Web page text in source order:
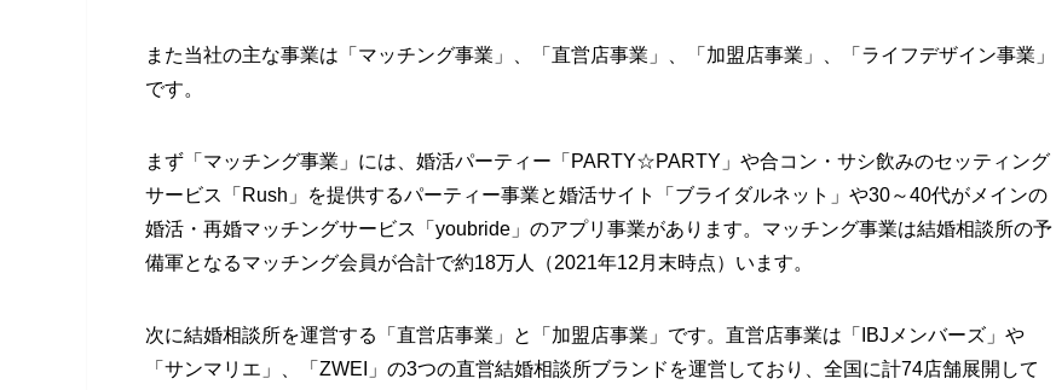
また当社の主な事業は「マッチング事業」、「直営店事業」、「加盟店事業」、「ライフデザイン事業」
です。
まず「マッチング事業」には、婚活パーティー「PARTY☆PARTY」や合コン・サシ飲みのセッティング
サービス「Rush」を提供するパーティー事業と婚活サイト「ブライダルネット」や30～40代がメインの
婚活・再婚マッチングサービス「youbride」のアプリ事業があります。マッチング事業は結婚相談所の予
備軍となるマッチング会員が合計で約18万人（2021年12月末時点）います。
次に結婚相談所を運営する「直営店事業」と「加盟店事業」です。直営店事業は「IBJメンバーズ」や
「サンマリエ」、「ZWEI」の3つの直営結婚相談所ブランドを運営しており、全国に計74店舗展開して